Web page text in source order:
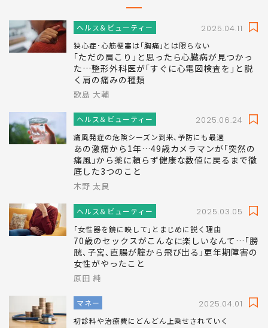
関連記事
ヘルス＆ビューティー 2025.04.11
狭心症･心筋梗塞は｢胸痛｣とは限らない
｢ただの肩こり｣と思ったら心臓病が見つかっ
く肩の痛みの種類
歌島 大輔
ヘルス＆ビューティー 2025.06.24
痛風発症の危険シーズン到来､予防にも最適
あの激痛から1年…49歳カメラマンが｢突然の
底した3つのこと
木野 太良
ヘルス＆ビューティー 2025.03.05
｢女性器を鏡に映して｣とまじめに説く理由
70歳のセックスがこんなに楽しいなんて…｢膀
女性がやったこと
原田 純